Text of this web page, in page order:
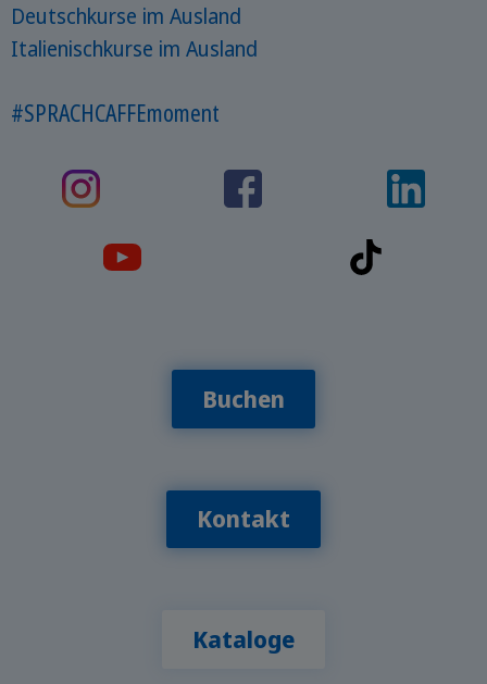
Deutschkurse im Ausland
Italienischkurse im Ausland
#SPRACHCAFFEmoment
Buchen
Kontakt
Kataloge